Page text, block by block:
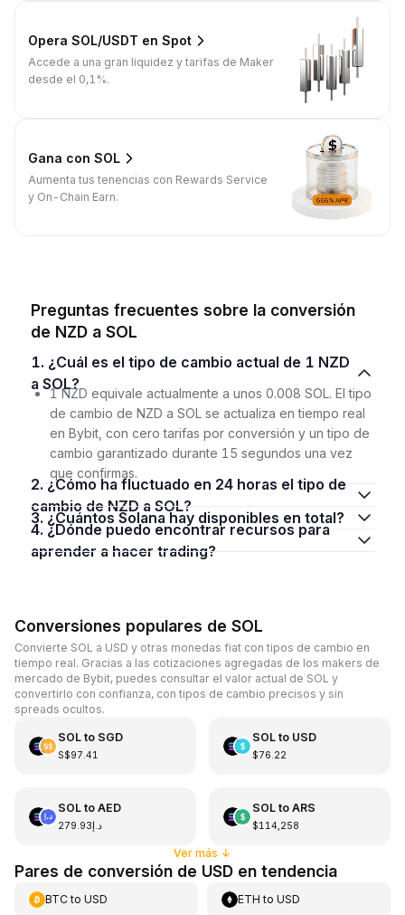
Opera SOL/USDT en Spot
Accede a una gran liquidez y tarifas de Maker
desde el 0,1%.
Gana con SOL
Aumenta tus tenencias con Rewards Service
y On-Chain Earn.
Preguntas frecuentes sobre la conversión
de NZD a SOL
1. ¿Cuál es el tipo de cambio actual de 1 NZD
a SOL?
1 NZD equivale actualmente a unos 0.008 SOL. El tipo
de cambio de NZD a SOL se actualiza en tiempo real
en Bybit, con cero tarifas por conversión y un tipo de
cambio garantizado durante 15 segundos una vez
que confirmas.
2. ¿Cómo ha fluctuado en 24 horas el tipo de
cambio de NZD a SOL?
3. ¿Cuántos Solana hay disponibles en total?
4. ¿Dónde puedo encontrar recursos para
aprender a hacer trading?
Conversiones populares de SOL
Convierte SOL a USD y otras monedas fiat con tipos de cambio en
tiempo real. Gracias a las cotizaciones agregadas de los makers de
mercado de Bybit, puedes consultar el valor actual de SOL y
convertirlo con confianza, con tipos de cambio precisos y sin
spreads ocultos.
SOLto SGD
S$97.41
SOLto USD
$76.22
SOLto AED
د.إ279.93
SOLto ARS
$114,258
Ver más ↓
Pares de conversión de USD en tendencia
BTCto USD ETH toUSD